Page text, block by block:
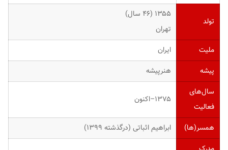
تولد
۱۳۵۵ (۴۶ سال)
تهران
ملیت
ایران
پیشه
هنرپیشه
سال‌های
فعالیت
۱۳۷۵–اکنون
همسر(ها)
ابراهیم اثباتی (درگذشته ۱۳۹۹)